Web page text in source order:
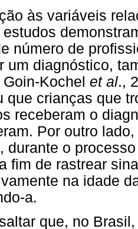
às variáveis
número de
um diagnóstico,
Kochel et al.,
que crianças que
receberam o
Por outro
durante o
fim de rastrear
na idade
a.
que, no